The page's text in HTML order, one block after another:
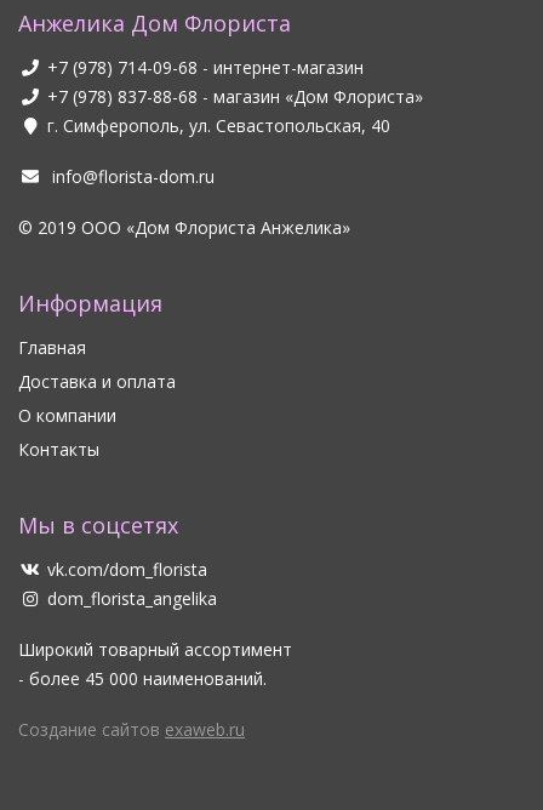
Анжелика Дом Флориста
+7 (978) 714-09-68 - интернет-магазин
+7 (978) 837-88-68 - магазин «Дом Флориста»
г. Симферополь, ул. Севастопольская, 40
info@florista-dom.ru
© 2019 ООО «Дом Флориста Анжелика»
Информация
Главная
Доставка и оплата
О компании
Контакты
Мы в соцсетях
vk.com/dom_florista
dom_florista_angelika
Широкий товарный ассортимент
- более 45 000 наименований.
Создание сайтов exaweb.ru